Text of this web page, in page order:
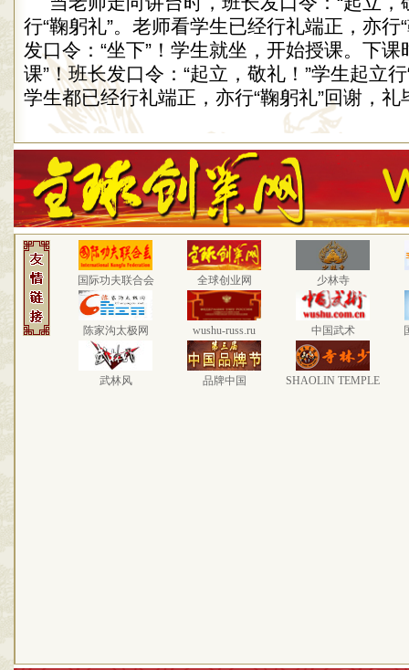
行“鞠躬礼”。老师看学生已经行礼端正，亦行
发口令：“坐下”！学生就坐，开始授课。下课
课”！班长发口令：“起立，敬礼！”学生起立
学生都已经行礼端正，亦行“鞠躬礼”回谢，礼
国际功夫联合会 全球创业网 少林寺
陈家沟太极网 wushu-russ.ru 中国武术
武林风 品牌中国 SHAOLIN TEMPLE